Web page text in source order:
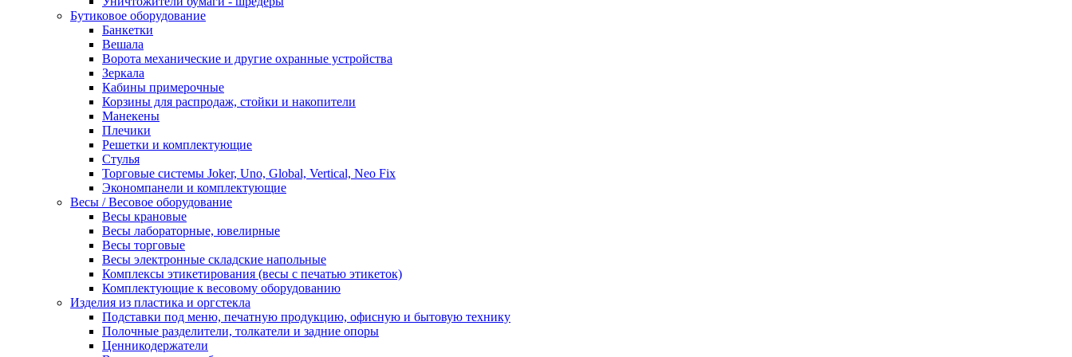
Бутиковое оборудование
Банкетки
Вешала
Ворота механические и другие охранные устройства
Зеркала
Кабины примерочные
Корзины для распродаж, стойки и накопители
Манекены
Плечики
Решетки и комплектующие
Стулья
Торговые системы Joker, Uno, Global, Vertical, Neo Fix
Экономпанели и комплектующие
Весы / Весовое оборудование
Весы крановые
Весы лабораторные, ювелирные
Весы торговые
Весы электронные складские напольные
Комплексы этикетирования (весы с печатью этикеток)
Комплектующие к весовому оборудованию
Изделия из пластика и оргстекла
Подставки под меню, печатную продукцию, офисную и бытовую технику
Полочные разделители, толкатели и задние опоры
Ценникодержатели